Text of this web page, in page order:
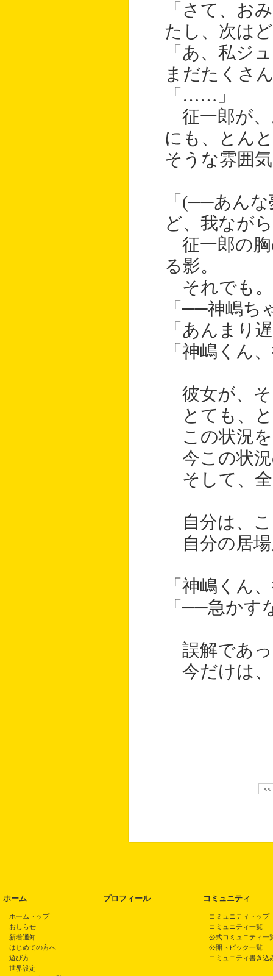
「さて、お
たし、次は
「あ、私ジ
まだたくさ
「……」
征一郎が、
にも、とん
そうな雰囲
「(──あん
ど、我なが
征一郎の胸
る影。
それでも。
「──神嶋ち
「あんまり
「神嶋くん
彼女が、そ
とても、
この状況
今この状況
そして、全
自分は、こ
自分の居場
「神嶋くん
「──急かす
誤解であっ
今だけは
<<
ホーム
ホームトップ
おしらせ
新着通知
はじめての方へ
遊び方
世界設定
プロフィール コミュニティ
コミュニティトップ
コミュニティ一覧
公式コミュニティ一
公開トピック一覧
コミュニティ書き込